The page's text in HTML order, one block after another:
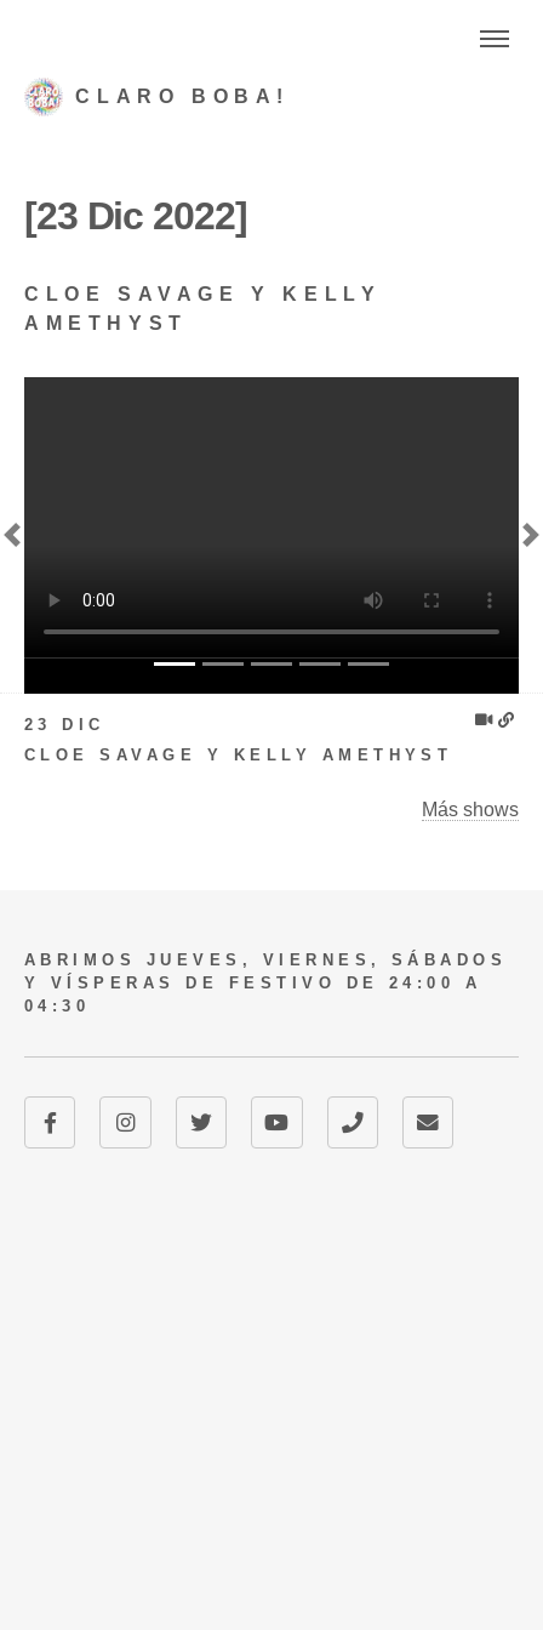
CLARO BOBA!
[23 Dic 2022]
CLOE SAVAGE Y KELLY
AMETHYST
Previous
23 DIC
CLOE SAVAGE Y KELLY AMETHYST
Más shows
ABRIMOS JUEVES, VIERNES, SÁBADOS
Y VÍSPERAS DE FESTIVO DE 24:00 A
04:30